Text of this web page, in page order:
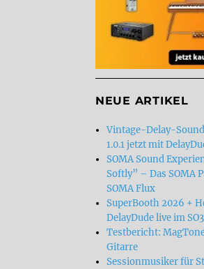
NEUE ARTIKEL
Vintage-Delay-
1.0.1 jetzt mit
SOMA Sound
Softly” – Das SOMA
SOMA Flux
SuperBooth 2026 +
DelayDude live im
Testbericht:
Gitarre
Sessionmusiker für